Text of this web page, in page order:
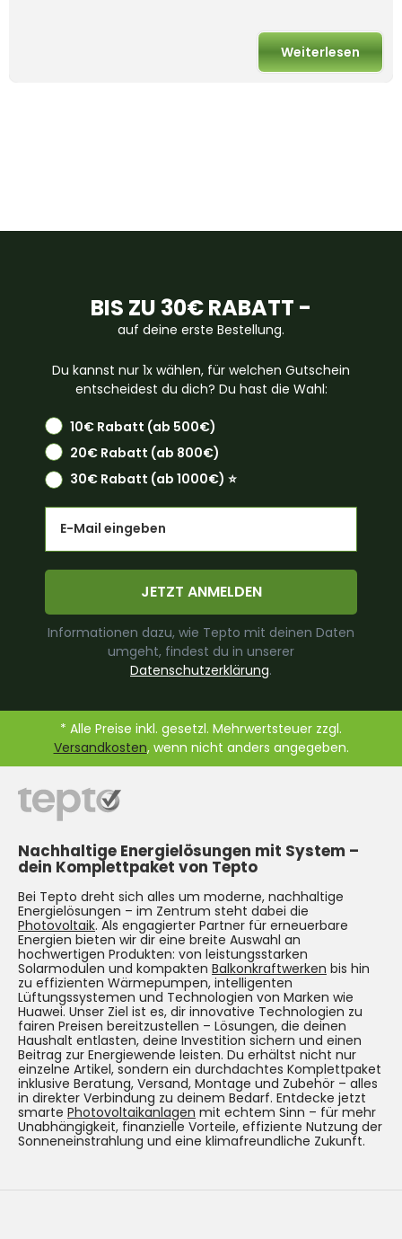
Weiterlesen
BIS ZU 30€ RABATT -
auf deine erste Bestellung.
Du kannst nur 1x wählen, für welchen Gutschein
entscheidest du dich? Du hast die Wahl:
10€ Rabatt (ab 500€)
20€ Rabatt (ab 800€)
30€ Rabatt (ab 1000€) ⭐️
JETZT ANMELDEN
Informationen dazu, wie Tepto mit deinen Daten
umgeht, findest du in unserer
Datenschutzerklärung.
* Alle Preise inkl. gesetzl. Mehrwertsteuer zzgl.
Versandkosten, wenn nicht anders angegeben.
Nachhaltige Energielösungen mit System –
dein Komplettpaket von Tepto
Bei Tepto dreht sich alles um moderne, nachhaltige
Energielösungen – im Zentrum steht dabei die
Photovoltaik. Als engagierter Partner für erneuerbare
Energien bieten wir dir eine breite Auswahl an
hochwertigen Produkten: von leistungsstarken
Solarmodulen und kompakten Balkonkraftwerken bis hin
zu effizienten Wärmepumpen, intelligenten
Lüftungssystemen und Technologien von Marken wie
Huawei. Unser Ziel ist es, dir innovative Technologien zu
fairen Preisen bereitzustellen – Lösungen, die deinen
Haushalt entlasten, deine Investition sichern und einen
Beitrag zur Energiewende leisten. Du erhältst nicht nur
einzelne Artikel, sondern ein durchdachtes Komplettpaket
inklusive Beratung, Versand, Montage und Zubehör – alles
in direkter Verbindung zu deinem Bedarf. Entdecke jetzt
smarte Photovoltaikanlagen mit echtem Sinn – für mehr
Unabhängigkeit, finanzielle Vorteile, effiziente Nutzung der
Sonneneinstrahlung und eine klimafreundliche Zukunft.